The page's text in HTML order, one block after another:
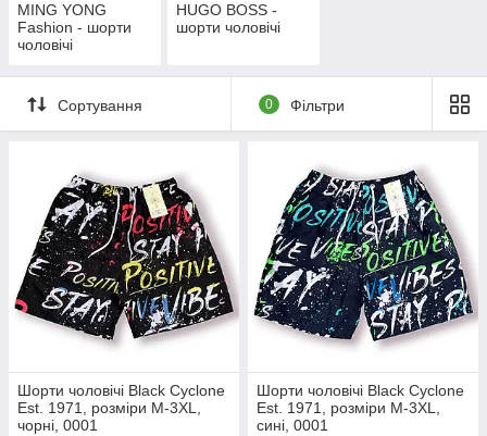
MING YONG
Fashion - шорти
чоловічі
HUGO BOSS -
шорти чоловічі
Сортування 0 Фільтри
Шорти чоловічі Black Cyclone
Est. 1971, розміри M-3XL,
чорні, 0001
Шорти чоловічі Black Cyclone
Est. 1971, розміри M-3XL,
сині, 0001